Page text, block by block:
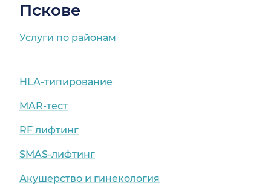
Пскове
Услуги по районам
HLA-типирование
MAR-тест
RF лифтинг
SMAS-лифтинг
Акушерство и гинекология